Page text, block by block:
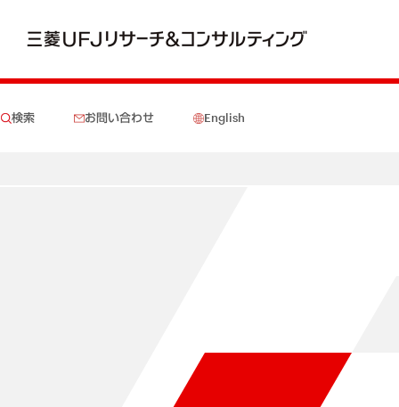
検索 お問い合わせ English